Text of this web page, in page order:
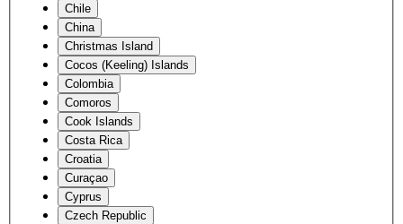
Chile
China
Christmas Island
Cocos (Keeling) Islands
Colombia
Comoros
Cook Islands
Costa Rica
Croatia
Curaçao
Cyprus
Czech Republic